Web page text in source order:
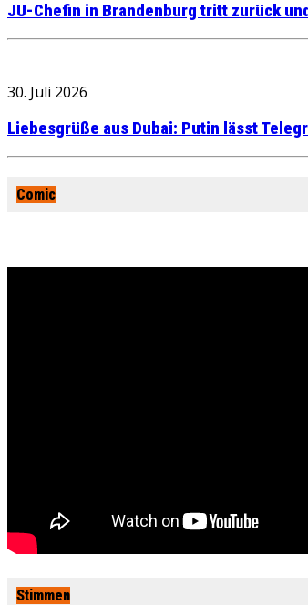
JU-Chefin in Brandenburg tritt zurück
30. Juli 2026
Liebesgrüße aus Dubai: Putin lässt
Comic
Stimmen